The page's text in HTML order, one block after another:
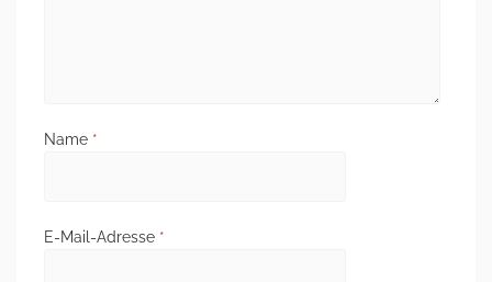
Name *
E-Mail-Adresse *